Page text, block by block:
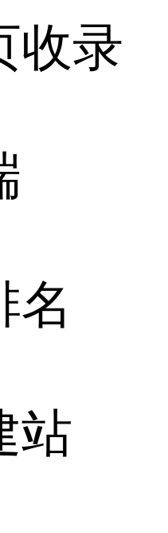
收录
名
站